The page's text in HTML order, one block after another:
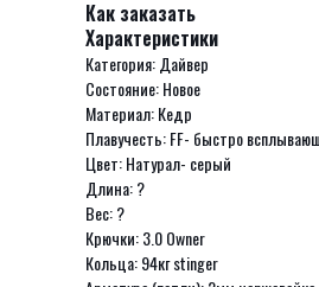
Как заказать
Характеристики
Категория: Дайвер
Состояние: Новое
Материал: Кедр
Плавучесть: FF- быстро
Цвет: Натурал- серый
Длина: ?
Вес: ?
Крючки: 3.0 Owner
Кольца: 94кг stinger